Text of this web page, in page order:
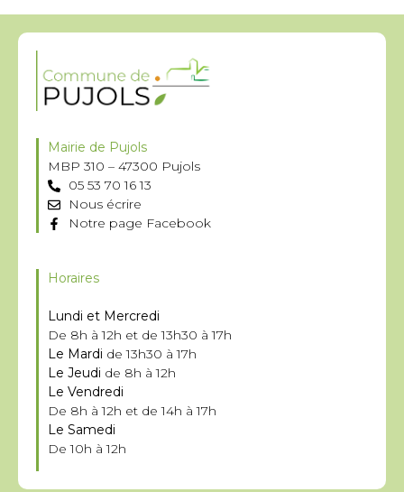
Mairie de Pujols
MBP 310 – 47300 Pujols
05 53 70 16 13
Nous écrire
Notre page Facebook
Horaires
Lundi et Mercredi
De 8h à 12h et de 13h30 à 17h
Le Mardi de 13h30 à 17h
Le Jeudi de 8h à 12h
Le Vendredi
De 8h à 12h et de 14h à 17h
Le Samedi
De 10h à 12h